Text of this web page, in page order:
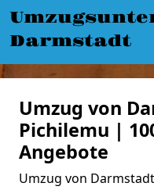
Darmstadt
Umzug von
Pichilemu |
Angebote
Umzug von